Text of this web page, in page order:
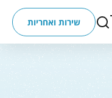
שירות ואחריות